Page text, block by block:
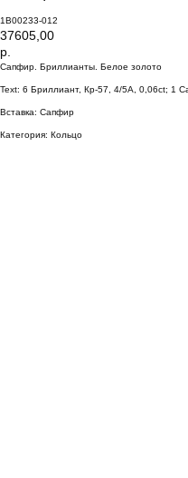
1В00233-012
37605,00
р.
Сапфир. Бриллианты. Белое золото
Text: 6 Бриллиант, Кр-57, 4/5А, 0,06ct; 1
Вставка: Сапфир
Категория: Кольцо